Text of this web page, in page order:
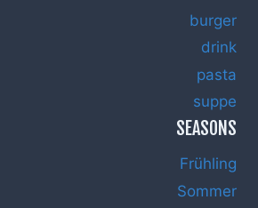
burger
drink
pasta
suppe
SEASONS
Frühling
Sommer